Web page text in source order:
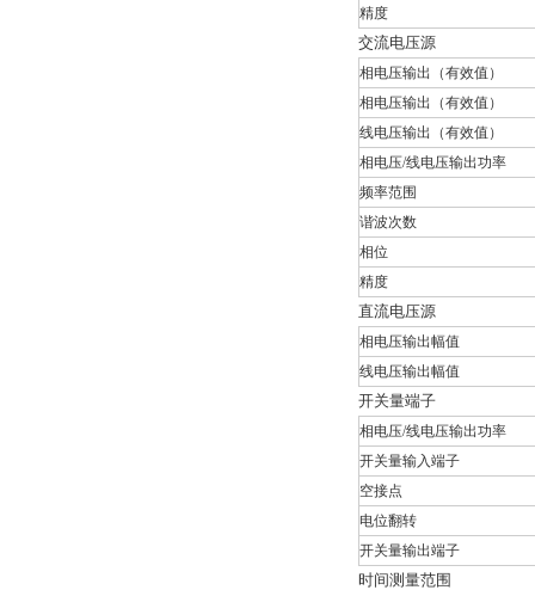
精度
交流电压源
相电压输出（有效值）
相电压输出（有效值）
线电压输出（有效值）
相电压/线电压输出功率
频率范围
谐波次数
相位
精度
直流电压源
相电压输出幅值
线电压输出幅值
开关量端子
相电压/线电压输出功率
开关量输入端子
空接点
电位翻转
开关量输出端子
时间测量范围